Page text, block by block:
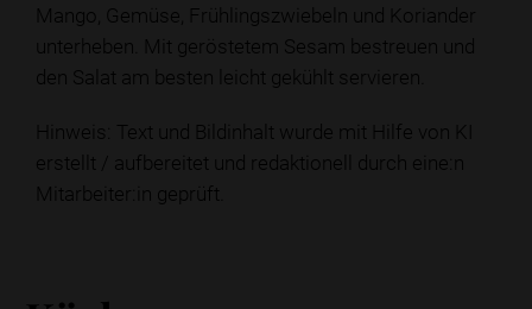
Mango, Gemüse, Frühlingszwiebeln und Koriander
unterheben. Mit geröstetem Sesam bestreuen und
den Salat am besten leicht gekühlt servieren.
Hinweis: Text und Bildinhalt wurde mit Hilfe von KI
erstellt / aufbereitet und redaktionell durch eine:n
Mitarbeiter:in geprüft.